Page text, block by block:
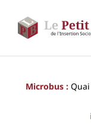
contenu
Microbus :